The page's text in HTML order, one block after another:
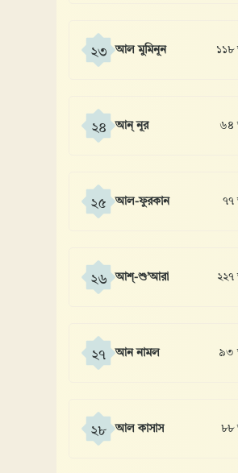
২৩ আল মুমিনূন ১১৮
২৪ আন্ নূর ৬৪
২৫ আল-ফুরকান ৭৭
২৬ আশ্-শু’আরা
২৭ আন নামল ৯৩
২৮ আল কাসাস ৮৮